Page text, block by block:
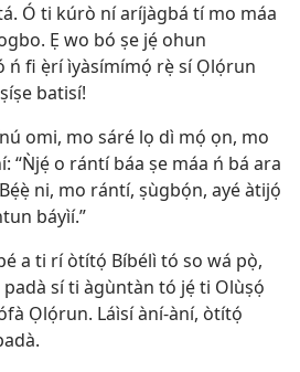
Ó ti kúrò ní aríjàgbá tí mo máa
Ẹ wo bó ṣe jẹ́ ohun
ń fi ẹ̀rí ìyàsímímọ́ rẹ̀ sí Ọlọ́run
batisí!
omi, mo sáré lọ dì mọ́ ọn, mo
“Ǹjẹ́ o rántí báa ṣe máa ń bá ara
ni, mo rántí, ṣùgbọ́n, ayé àtijọ́
báyìí.”
a ti rí òtítọ́ Bíbélì tó so wá pọ̀,
sí ti àgùntàn tó jẹ́ ti Olùṣọ́
Ọlọ́run. Láìsí àní-àní, òtítọ́